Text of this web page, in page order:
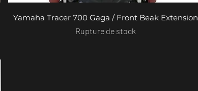
Aperçu rapide
Yamaha Tracer 700 Gaga / Front Beak Extension
Rupture de stock